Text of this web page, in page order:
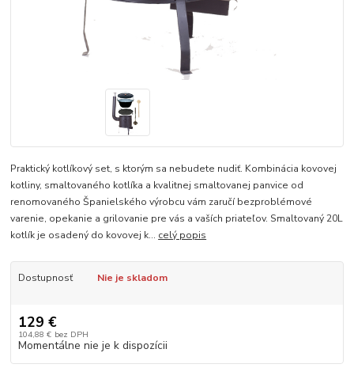
Praktický kotlíkový set, s ktorým sa nebudete nudiť. Kombinácia kovovej
kotliny, smaltovaného kotlíka a kvalitnej smaltovanej panvice od
renomovaného Španielského výrobcu vám zaručí bezproblémové
varenie, opekanie a grilovanie pre vás a vaších priateľov. Smaltovaný 20L
kotlík je osadený do kovovej k... celý popis
Dostupnosť Nie je skladom
129 €
104,88 € bez DPH
Momentálne nie je k dispozícii